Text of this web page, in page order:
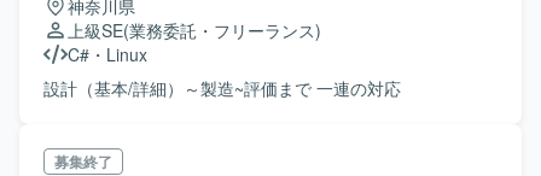
神奈川県
上級SE(業務委託・フリーランス)
C# ・ Linux
設計（基本/詳細）～製造~評価まで 一連の対応
募集終了